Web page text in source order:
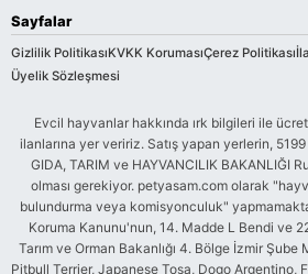
Sayfalar
Gizlilik PolitikasıKVKK KorumasıÇerez Politikası
Üyelik Sözleşmesi
Evcil hayvanlar hakkında ırk bilgileri ile
ilanlarına yer veririz. Satış yapan yerlerin, 5199
GIDA, TARIM ve HAYVANCILIK BAKANLIĞI
olması gerekiyor. petyasam.com olarak
bulundurma veya komisyonculuk"
Koruma Kanunu'nun, 14. Madde L Bendi ve
Tarım ve Orman Bakanlığı 4. Bölge İzmir Şube
Pitbull Terrier, Japanese Tosa, Dogo Argentino,